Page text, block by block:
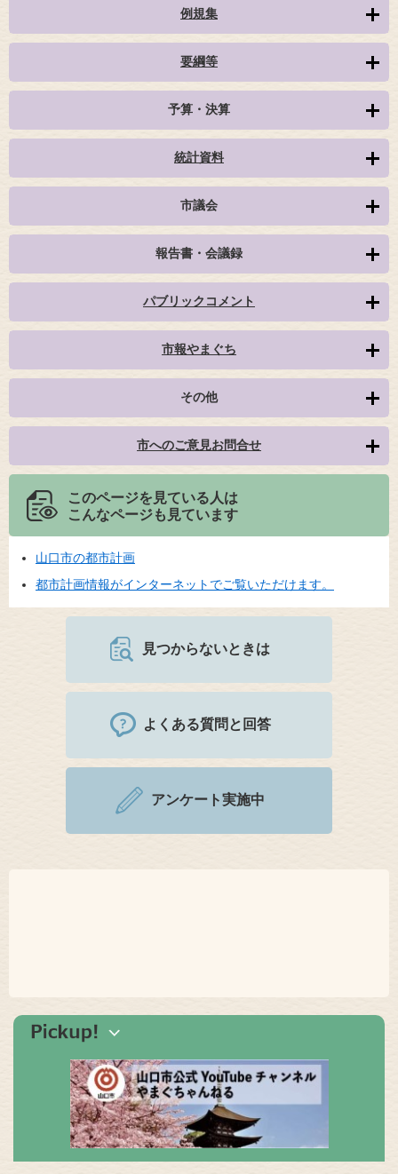
例規集
要綱等
予算・決算
統計資料
市議会
報告書・会議録
パブリックコメント
市報やまぐち
その他
市へのご意見お問合せ
このページを見ている人は
こんなページも見ています
山口市の都市計画
都市計画情報がインターネットでご覧いただけます。
見つからないときは
よくある質問と回答
アンケート実施中